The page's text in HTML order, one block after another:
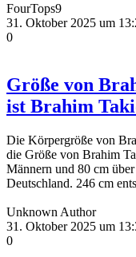
FourTops9
31. Oktober 2025 um
0
Größe von
ist Brahim
Die Körpergröße von
die Größe von Brahim
Männern und 80 cm
Deutschland. 246 cm
Unknown Author
31. Oktober 2025 um
0